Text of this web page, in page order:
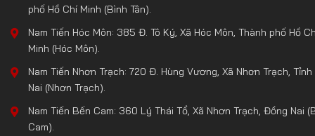
phố Hồ Chí Minh (Bình Tân).
Nam Tiến Hóc Môn: 385 Đ. Tô Ký, Xã Hóc Môn, Thành phố Hồ
Minh (Hóc Môn).
Nam Tiến Nhơn Trạch: 720 Đ. Hùng Vương, Xã Nhơn Trạch,
Nai (Nhơn Trạch).
Nam Tiến Bến Cam: 360 Lý Thái Tổ, Xã Nhơn Trạch, Đồng Nai
Cam).